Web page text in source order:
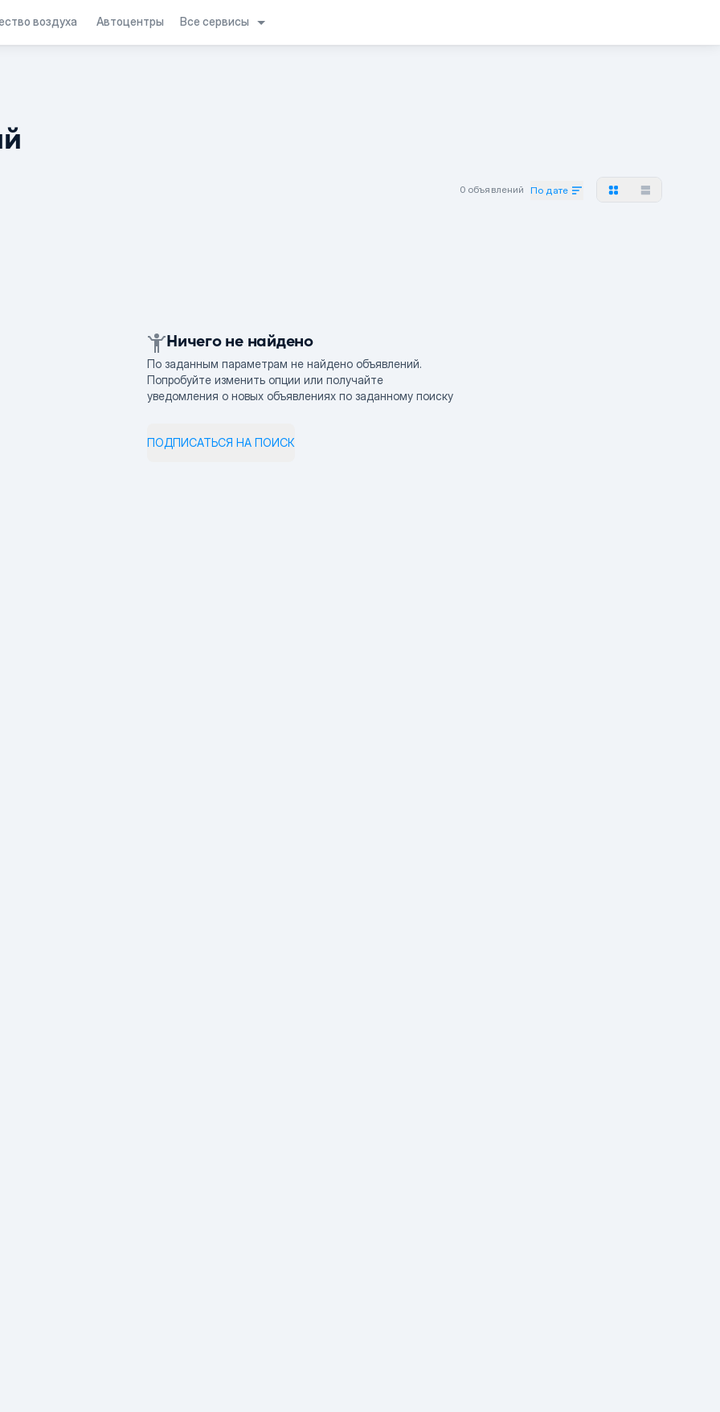
воздуха Автоцентры Все сервисы
0 объявлений По дате
Ничего не найдено
По заданным параметрам не найдено объявлений.
Попробуйте изменить опции или получайте
уведомления о новых объявлениях по заданному поиску
ПОДПИСАТЬСЯ НА ПОИСК